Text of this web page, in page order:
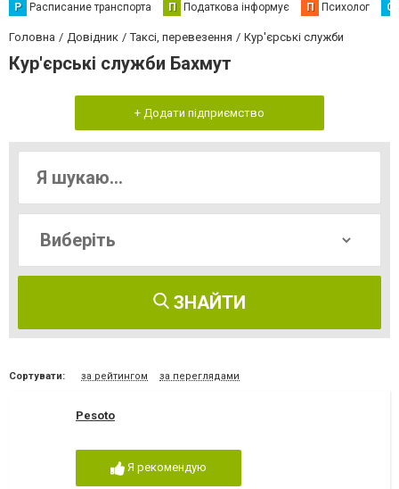
Р Расписание транспорта П Податкова інформує П Психолог С
Головна Довідник Таксі, перевезення Кур'єрські служби
Кур'єрські служби Бахмут
+ Додати підприємство
ЗНАЙТИ
Сортувати: за рейтингом за переглядами
Pesoto
Я рекомендую